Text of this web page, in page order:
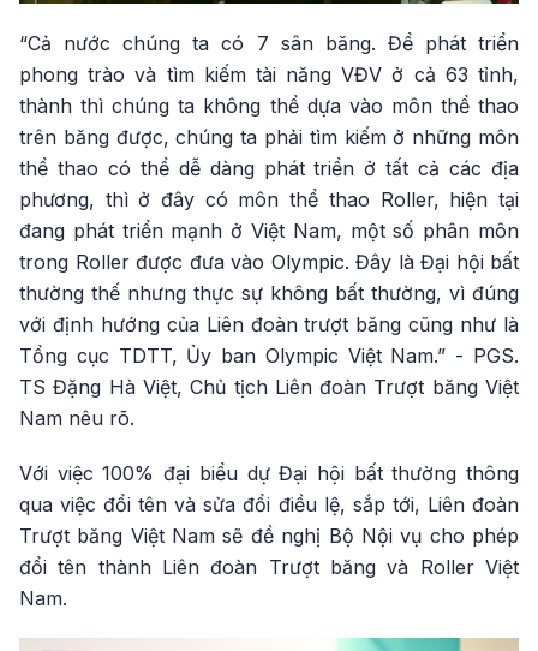
“Cả nước chúng ta có 7 sân băng. Để phát triển
phong trào và tìm kiếm tài năng VĐV ở cả 63 tỉnh,
thành thì chúng ta không thể dựa vào môn thể thao
trên băng được, chúng ta phải tìm kiếm ở những môn
thể thao có thể dễ dàng phát triển ở tất cả các địa
phương, thì ở đây có môn thể thao Roller, hiện tại
đang phát triển mạnh ở Việt Nam, một số phân môn
trong Roller được đưa vào Olympic. Đây là Đại hội bất
thường thế nhưng thực sự không bất thường, vì đúng
với định hướng của Liên đoàn trượt băng cũng như là
Tổng cục TDTT, Ủy ban Olympic Việt Nam.” - PGS.
TS Đặng Hà Việt, Chủ tịch Liên đoàn Trượt băng Việt
Nam nêu rõ.
Với việc 100% đại biểu dự Đại hội bất thường thông
qua việc đổi tên và sửa đổi điều lệ, sắp tới, Liên đoàn
Trượt băng Việt Nam sẽ đề nghị Bộ Nội vụ cho phép
đổi tên thành Liên đoàn Trượt băng và Roller Việt
Nam.